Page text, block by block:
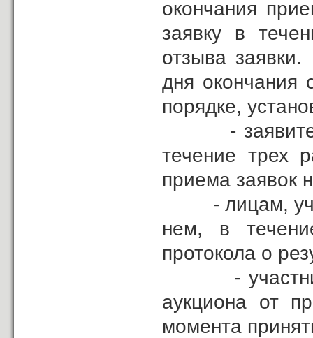
окончания
заявку в
отзыва
дня окончания
порядке,
- заявителю,
течение трех
приема заявок
- лицам,
нем, в
протокола о
-
аукциона от
момента